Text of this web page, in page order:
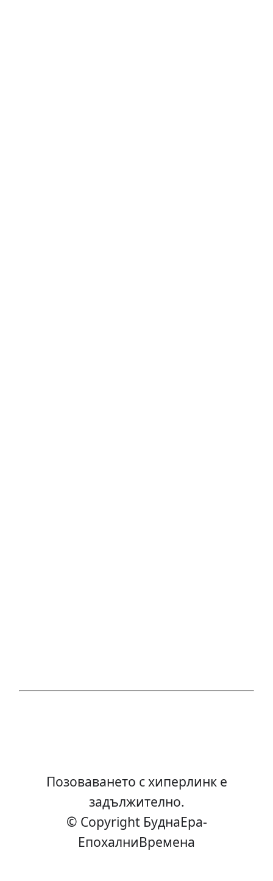
Позоваването с хиперлинк е
задължително.
© Copyright БуднаEра-
ЕпохалниВремена